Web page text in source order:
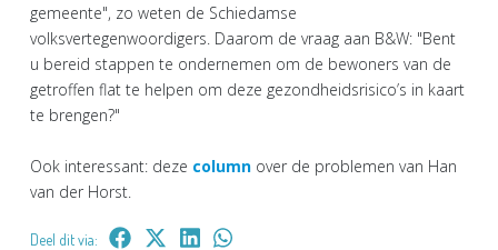
gemeente", zo weten de Schiedamse
volksvertegenwoordigers. Daarom de vraag aan B&W: "Bent
u bereid stappen te ondernemen om de bewoners van de
getroffen flat te helpen om deze gezondheidsrisico’s in kaart
te brengen?"
Ook interessant: deze column over de problemen van Han
van der Horst.
Deel dit via: